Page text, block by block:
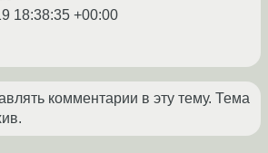
18:38:35 +00:00
комментарии в эту тему. Тема